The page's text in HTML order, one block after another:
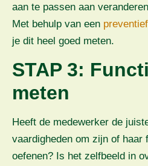
aan te passen aan
Met behulp van een
je dit heel goed meten.
STAP 3:
meten
Heeft de medewerker de
vaardigheden om zijn of haar
oefenen? Is het zelfbeeld in